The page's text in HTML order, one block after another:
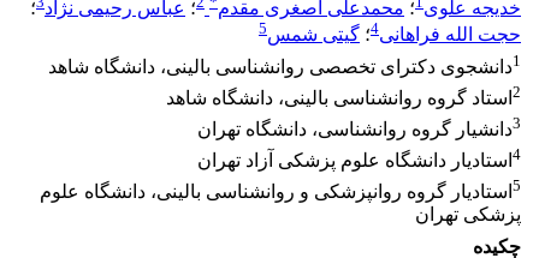
خدیجه علوی ؛ محمدعلی اصغری مقدم ؛ عباس رحیمی نژاد ؛
حجت الله فراهانی4؛ گیتی شمس5
1دانشجوی دکترای تخصصی روانشناسی بالینی، دانشگاه شاهد
2 استاد گروه روانشناسی بالینی، دانشگاه شاهد
3دانشیار گروه روانشناسی، دانشگاه تهران
4 استادیار دانشگاه علوم پزشکی آزاد تهران
5 استادیار گروه روانپزشکی و روانشناسی بالینی، دانشگاه علوم
پزشکی تهران
چکیده